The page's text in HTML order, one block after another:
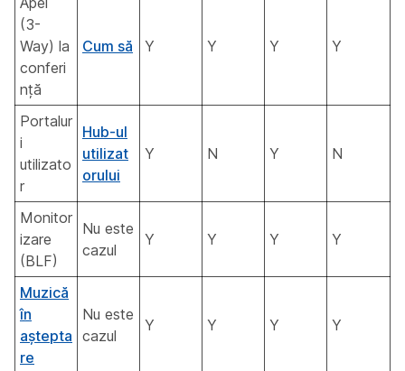
(3-
Way) la
conferi
nță
Cum să Y Y Y Y
Portalur
i
utilizato
r
Hub-ul
utilizat
orului
Y N Y N
Monitor
izare
(BLF)
Nu este
cazul
Y Y Y Y
Muzică
în
aștepta
re
Nu este
cazul
Y Y Y Y